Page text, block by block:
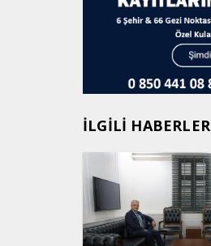
İLGİLİ HABERLER